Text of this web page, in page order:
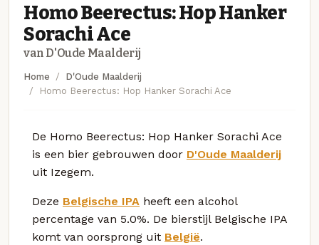
Homo Beerectus: Hop Hanker
Sorachi Ace
van D'Oude Maalderij
Home
D'Oude Maalderij
Homo Beerectus: Hop Hanker Sorachi Ace
De Homo Beerectus: Hop Hanker Sorachi Ace
is een bier gebrouwen door D'Oude Maalderij
uit Izegem.
Deze Belgische IPA heeft een alcohol
percentage van 5.0%. De bierstijl Belgische IPA
komt van oorsprong uit België.